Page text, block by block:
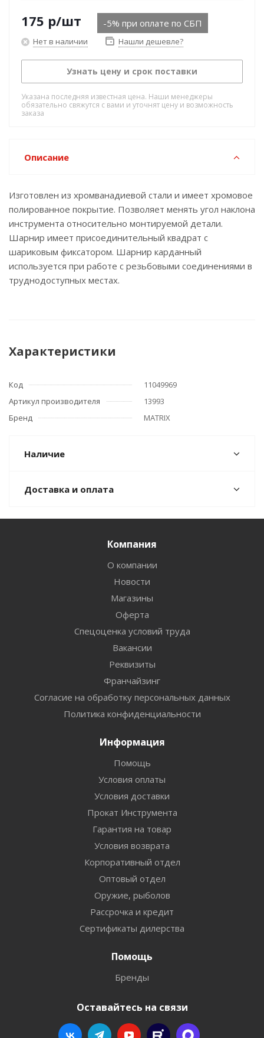
175 р/шт -5% при оплате по СБП
Нет в наличии Нашли дешевле?
Узнать цену и срок поставки
Указана последняя известная цена. Наши менеджеры
обязательно свяжутся с вами и уточнят цену и возможность
заказа
Описание
Изготовлен из хромванадиевой стали и имеет хромовое
полированное покрытие. Позволяет менять угол наклона
инструмента относительно монтируемой детали.
Шарнир имеет присоединительный квадрат с
шариковым фиксатором. Шарнир карданный
используется при работе с резьбовыми соединениями в
труднодоступных местах.
Характеристики
Код
11049969
Артикул производителя
13993
Бренд
MATRIX
Наличие
Доставка и оплата
Компания
О компании
Новости
Магазины
Оферта
Спецоценка условий труда
Вакансии
Реквизиты
Франчайзинг
Согласие на обработку персональных данных
Политика конфиденциальности
Информация
Помощь
Условия оплаты
Условия доставки
Прокат Инструмента
Гарантия на товар
Условия возврата
Корпоративный отдел
Оптовый отдел
Оружие, рыболов
Рассрочка и кредит
Сертификаты дилерства
Помощь
Бренды
Оставайтесь на связи